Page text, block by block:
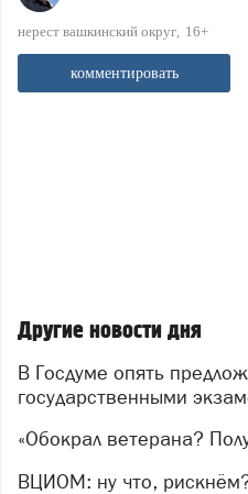
нерест вашкинский округ 16+
комментировать
Другие новости дня
В Госдуме опять предложили заменить ЕГЭ
государственными
«Обокрал ветерана?
ВЦИОМ: ну что,